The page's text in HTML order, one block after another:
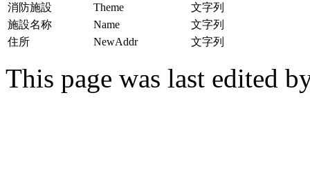
消防施設
Theme
文字列
施設名称
Name
文字列
住所
NewAddr 文字列
This page was last edited